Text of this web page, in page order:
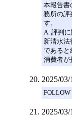
本報告書
務所の評
す。
A. 評判
新清水
であると
消費者が
2025/03/
FOLLOW
2025/